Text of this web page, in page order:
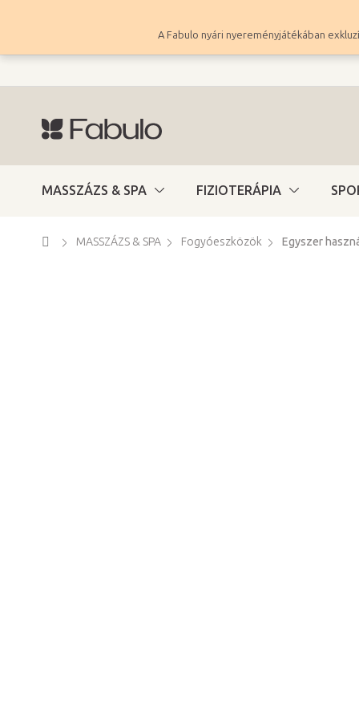
tartalomhoz
A Fabulo nyári nyereményjátékában
MASSZÁZS & SPA FIZIOTERÁPIA
Kezdőlap
MASSZÁZS & SPA Fogyóeszközök Egyszer